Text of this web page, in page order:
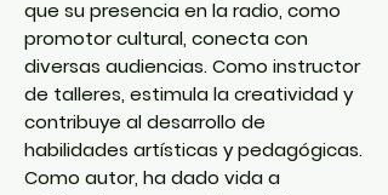
que su presencia en la radio, como
promotor cultural, conecta con
diversas audiencias. Como instructor
de talleres, estimula la creatividad y
contribuye al desarrollo de
habilidades artísticas y pedagógicas.
Como autor, ha dado vida a